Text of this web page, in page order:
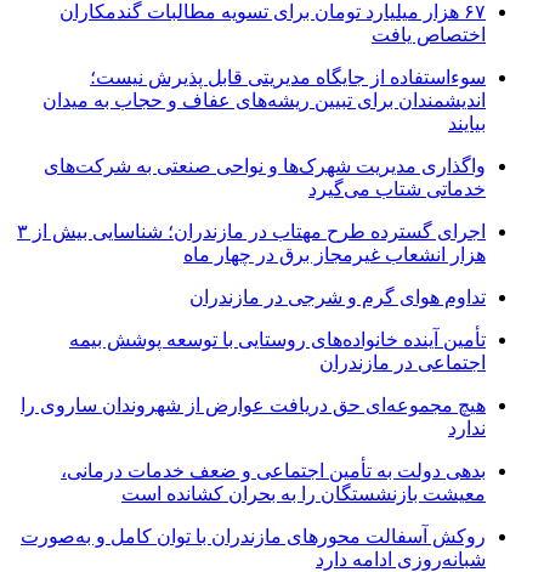
۶۷ هزار میلیارد تومان برای تسویه مطالبات گندمکاران
اختصاص یافت
سوءاستفاده از جایگاه مدیریتی قابل پذیرش نیست؛
اندیشمندان برای تبیین ریشه‌های عفاف و حجاب به میدان
بیایند
واگذاری مدیریت شهرک‌ها و نواحی صنعتی به شرکت‌های
خدماتی شتاب می‌گیرد
اجرای گسترده طرح مهتاب در مازندران؛ شناسایی بیش از ۳
هزار انشعاب غیرمجاز برق در چهار ماه
تداوم هوای گرم و شرجی در مازندران
تأمین آینده خانواده‌های روستایی با توسعه پوشش بیمه
اجتماعی در مازندران
هیچ مجموعه‌ای حق دریافت عوارض از شهروندان ساروی را
ندارد
بدهی دولت به تأمین اجتماعی و ضعف خدمات درمانی،
معیشت بازنشستگان را به بحران کشانده است
روکش آسفالت محورهای مازندران با توان کامل و به‌صورت
شبانه‌روزی ادامه دارد